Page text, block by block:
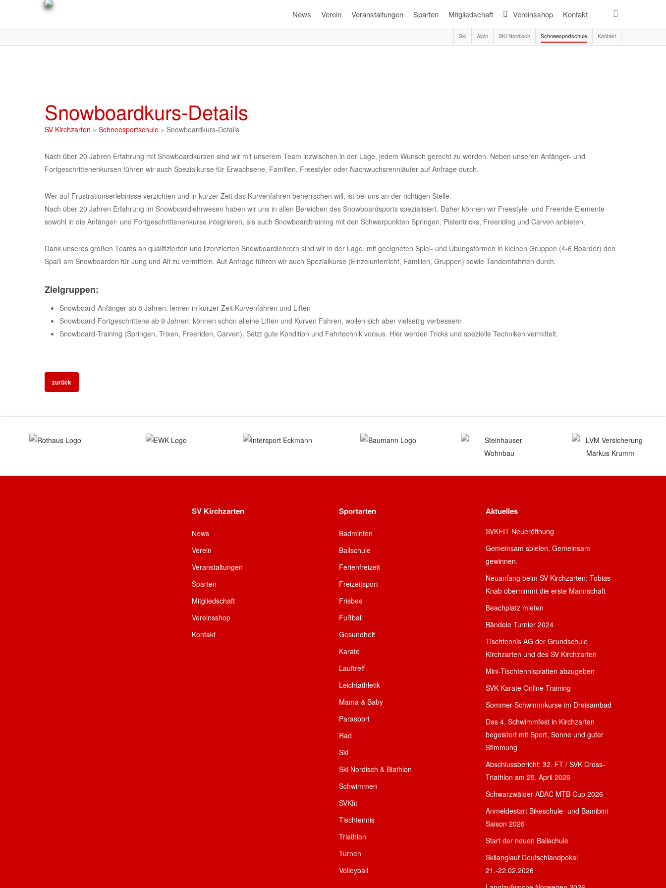
content
Ski Alpin SKI Nordisch Schneesportschule Kontakt
News Verein Veranstaltungen Sparten Mitgliedschaft Vereinsshop Kontakt
Snowboardkurs-Details
SV Kirchzarten » Schneesportschule » Snowboardkurs-Details
Nach über 20 Jahren Erfahrung mit Snowboardkursen sind wir mit unserem Team inzwischen in der Lage, jedem Wunsch gerecht zu werden. Neben unseren Anfänger- und
Fortgeschrittenenkursen führen wir auch Spezialkurse für Erwachsene, Familien, Freestyler oder Nachwuchsrennläufer auf Anfrage durch.
Wer auf Frustrationserlebnisse verzichten und in kurzer Zeit das Kurvenfahren beherrschen will, ist bei uns an der richtigen Stelle.
Nach über 20 Jahren Erfahrung im Snowboardlehrwesen haben wir uns in allen Bereichen des Snowboardsports spezialisiert. Daher können wir Freestyle- und Freeride-Elemente
sowohl in die Anfänger- und Fortgeschrittenenkurse integrieren, als auch Snowboardtraining mit den Schwerpunkten Springen, Pistentricks, Freeriding und Carven anbieten.
Dank unseres großen Teams an qualifizierten und lizenzierten Snowboardlehrern sind wir in der Lage, mit geeigneten Spiel- und Übungsformen in kleinen Gruppen (4-6 Boarder) den
Spaß am Snowboarden für Jung und Alt zu vermitteln. Auf Anfrage führen wir auch Spezialkurse (Einzelunterricht, Familien, Gruppen) sowie Tandemfahrten durch.
Zielgruppen:
Snowboard-Anfänger ab 8 Jahren: lernen in kurzer Zeit Kurvenfahren und Liften
Snowboard-Fortgeschrittene ab 9 Jahren: können schon alleine Liften und Kurven Fahren, wollen sich aber vielseitig verbessern
Snowboard-Training (Springen, Trixen, Freeriden, Carven). Setzt gute Kondition und Fahrtechnik voraus. Hier werden Tricks und spezielle Techniken vermittelt.
zurück
SV Kirchzarten
News
Verein
Veranstaltungen
Sparten
Mitgliedschaft
Vereinsshop
Kontakt
Sportarten
Badminton
Ballschule
Ferienfreizeit
Freizeitsport
Frisbee
Fußball
Gesundheit
Karate
Lauftreff
Leichtathletik
Mama & Baby
Parasport
Rad
Ski
Ski Nordisch & Biathlon
Schwimmen
SVKfit
Tischtennis
Triathlon
Turnen
Volleyball
Aktuelles
SVKFIT Neueröffnung
Gemeinsam spielen. Gemeinsam
gewinnen.
Neuanfang beim SV Kirchzarten: Tobias
Knab übernimmt die erste Mannschaft
Beachplatz mieten
Bändele Turnier 2024
Tischtennis AG der Grundschule
Kirchzarten und des SV Kirchzarten
Mini-Tischtennisplatten abzugeben
SVK-Karate Online-Training
Sommer-Schwimmkurse im Dreisambad
Das 4. Schwimmfest in Kirchzarten
begeistert mit Sport, Sonne und guter
Stimmung
Abschlussbericht: 32. FT / SVK Cross-
Triathlon am 25. April 2026
Schwarzwälder ADAC MTB Cup 2026
Anmeldestart Bikeschule- und Bamibini-
Saison 2026
Start der neuen Ballschule
Skilanglauf Deutschlandpokal
21.-22.02.2026